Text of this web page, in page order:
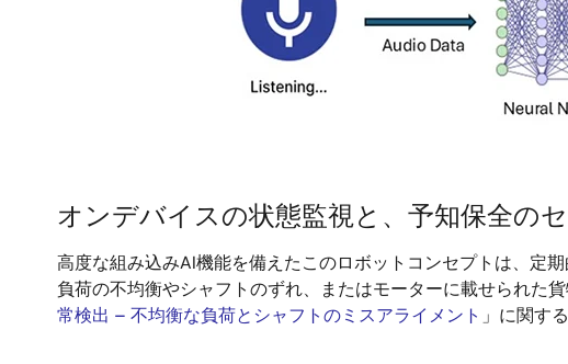
オンデバイスの状態監視と、予知保全の
高度な組み込みAI機能を備えたこのロボットコンセプトは、定
負荷の不均衡やシャフトのずれ、またはモーターに載せられた
常検出 – 不均衡な負荷とシャフトのミスアライメント 」に関す